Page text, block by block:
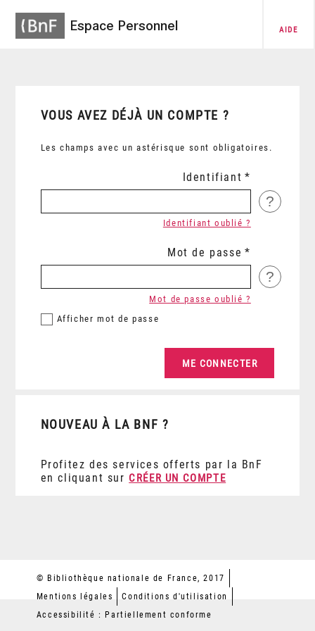
Espace Personnel AIDE
VOUS AVEZ DÉJÀ UN COMPTE ?
Les champs avec un astérisque sont obligatoires.
Identifiant
?
Identifiant oublié ?
Mot de passe
?
Afficher mot de passe
Mot de passe oublié ?
NOUVEAU À LA BNF ?
Profitez des services offerts par la BnF
en cliquant sur CRÉER UN COMPTE
© Bibliothèque nationale de France, 2017
Mentions légales
Conditions d'utilisation
Accessibilité : Partiellement conforme